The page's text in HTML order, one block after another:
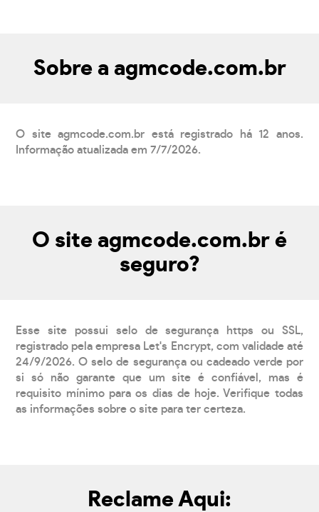
Sobre a agmcode.com.br
O site agmcode.com.br está registrado há 12 anos.
Informação atualizada em 7/7/2026.
O site agmcode.com.br é
seguro?
Esse site possui selo de segurança https ou SSL,
registrado pela empresa Let's Encrypt, com validade até
24/9/2026. O selo de segurança ou cadeado verde por
si só não garante que um site é confiável, mas é
requisito mínimo para os dias de hoje. Verifique todas
as informações sobre o site para ter certeza.
Reclame Aqui: